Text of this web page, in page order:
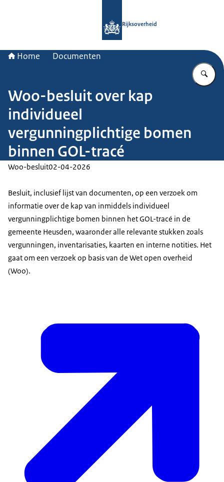
Rijksoverheid
Home Documenten
Woo-besluit over kap
individueel
vergunningplichtige bomen
binnen GOL-tracé
Woo-besluit02-04-2026
Besluit, inclusief lijst van documenten, op een verzoek om
informatie over de kap van inmiddels individueel
vergunningplichtige bomen binnen het GOL-tracé in de
gemeente Heusden, waaronder alle relevante stukken zoals
vergunningen, inventarisaties, kaarten en interne notities. Het
gaat om een verzoek op basis van de Wet open overheid
(Woo).